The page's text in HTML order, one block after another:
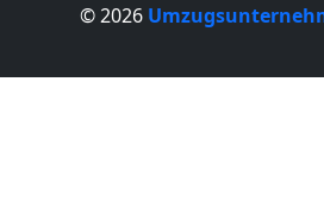
© 2026